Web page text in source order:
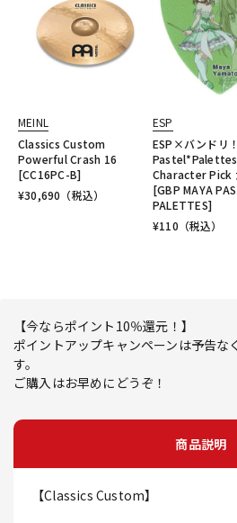
MEINL
Classics Custom
Powerful Crash 16
[CC16PC-B]
¥30,690 （税込）
ESP
ESP×バンドリ！
Pastel*Palettes
Character Pick
[GBP MAYA
PALETTES]
¥110 （税込）
【今ならポイント10％還元！】
ポイントアップキャンペーンは予告な
す。
ご購入はお早めにどうぞ！
商品説明
【Classics Custom】